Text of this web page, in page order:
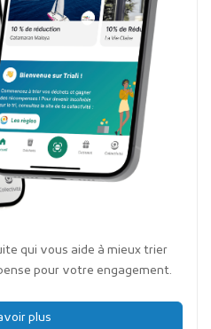
qui vous aide à mieux trier
pour votre engagement.
plus